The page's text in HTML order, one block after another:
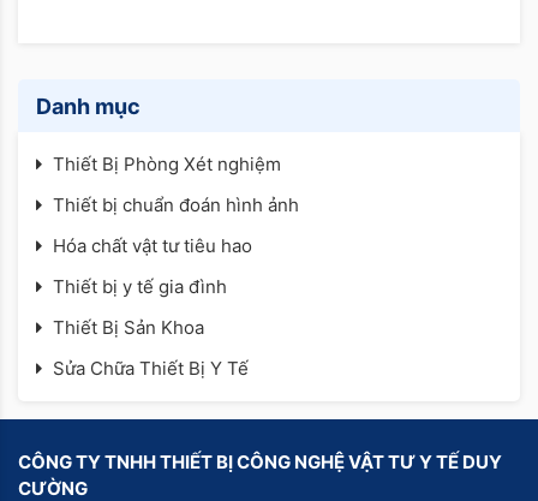
Danh mục
Thiết Bị Phòng Xét nghiệm
Thiết bị chuẩn đoán hình ảnh
Hóa chất vật tư tiêu hao
Thiết bị y tế gia đình
Thiết Bị Sản Khoa
Sửa Chữa Thiết Bị Y Tế
CÔNG TY TNHH THIẾT BỊ CÔNG NGHỆ VẬT TƯ Y TẾ DUY
CƯỜNG